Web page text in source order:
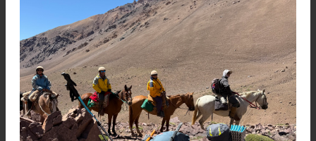
masa del Cerro La Ramada, una de las
más altas de nuestro país.